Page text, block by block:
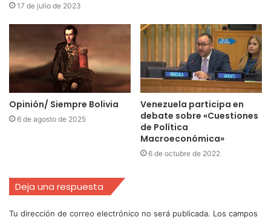
17 de julio de 2023
Opinión/ Siempre Bolivia
6 de agosto de 2025
Venezuela participa en
debate sobre «Cuestiones
de Política
Macroeconómica»
6 de octubre de 2022
Deja una respuesta
Tu dirección de correo electrónico no será publicada. Los campos